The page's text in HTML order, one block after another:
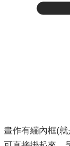
畫作有繃內框(